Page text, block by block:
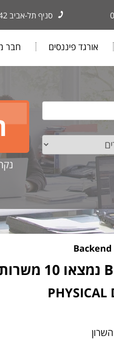
סניף תל-אביב
אורגד פיננסים חבר
Backend